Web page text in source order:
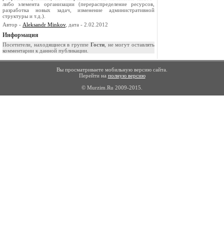
либо элемента организации (перераспределение ре­сурсов,
разработка новых задач, изменение административной
структуры и т.д.).
Автор - Aleksandr Minkov, дата - 2.02.2012
Информация
Посетители, находящиеся в группе Гости, не могут оставлять
комментарии к данной публикации.
Вы просматриваете мобильную версию сайта.
Перейти на полную версию
© Murzim.Ru 2009-2015.